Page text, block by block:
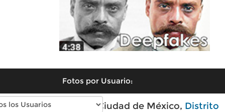
Fotos por Usuario:
Fotos modernas de Ciudad de México, Distrito